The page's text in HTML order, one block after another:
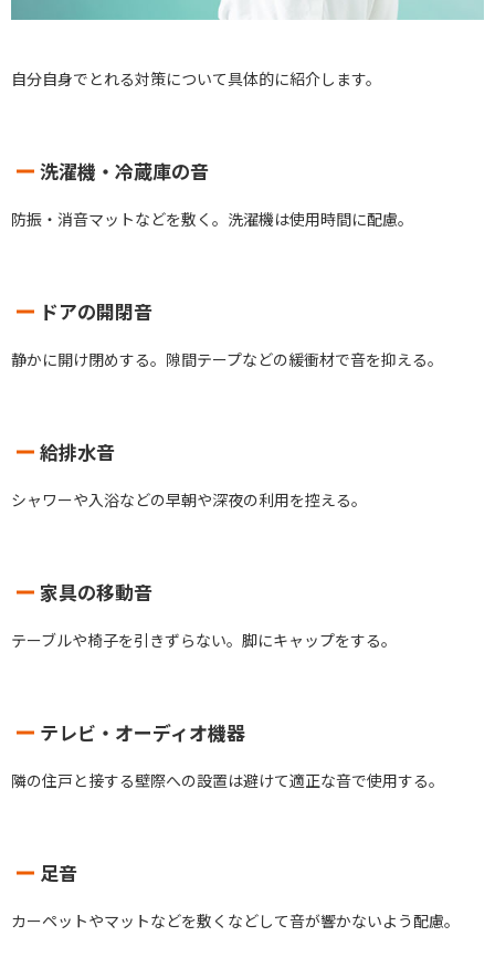
自分自身でとれる対策について具体的に紹介します。
洗濯機・冷蔵庫の音
防振・消音マットなどを敷く。洗濯機は使用時間に配慮。
ドアの開閉音
静かに開け閉めする。隙間テープなどの緩衝材で音を抑える。
給排水音
シャワーや入浴などの早朝や深夜の利用を控える。
家具の移動音
テーブルや椅子を引きずらない。脚にキャップをする。
テレビ・オーディオ機器
隣の住戸と接する壁際への設置は避けて適正な音で使用する。
足音
カーペットやマットなどを敷くなどして音が響かないよう配慮。